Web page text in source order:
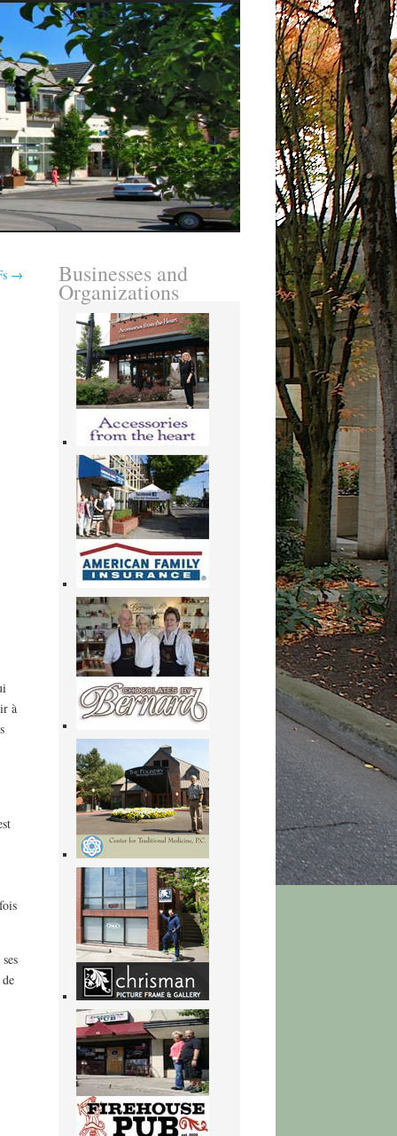
→
à
Businesses and
Organizations